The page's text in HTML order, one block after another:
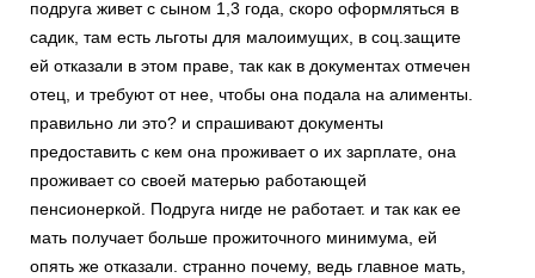
подруга живет с сыном 1,3 года, скоро оформляться в
садик, там есть льготы для малоимущих, в соц.защите
ей отказали в этом праве, так как в документах отмечен
отец, и требуют от нее, чтобы она подала на алименты.
правильно ли это? и спрашивают документы
предоставить с кем она проживает о их зарплате, она
проживает со своей матерью работающей
пенсионеркой. Подруга нигде не работает. и так как ее
мать получает больше прожиточного минимума, ей
опять же отказали. странно почему, ведь главное мать,